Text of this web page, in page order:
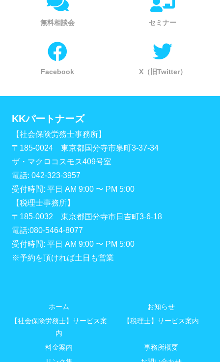
無料相談会 セミナー
Facebook X（旧Twitter）
KKパートナーズ
【社会保険労務士事務所】
〒185-0024 東京都国分寺市泉町3-37-34
ザ・マクロコスモス409号室
電話: 042-323-3957
受付時間: 平日 AM 9:00 〜 PM 5:00
【税理士事務所】
〒185-0032 東京都国分寺市日吉町3-6-18
電話:080-5464-8077
受付時間: 平日 AM 9:00 〜 PM 5:00
※予約を頂ければ土日も営業
ホーム
お知らせ
【社会保険労務士】サービス案
内
【税理士】サービス案内
料金案内
事務所概要